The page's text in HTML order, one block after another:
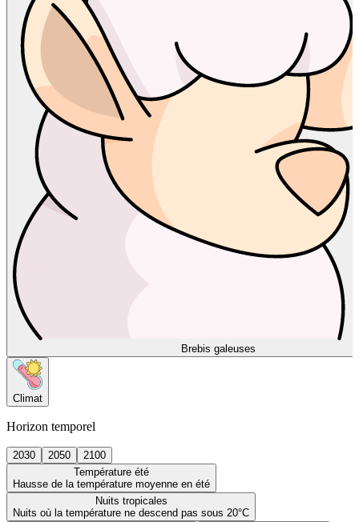
Brebis galeuses
Climat
Horizon temporel
2030 2050
2100
Température été
Hausse de la température moyenne en été
Nuits tropicales
Nuits où la température ne descend pas sous 20°C